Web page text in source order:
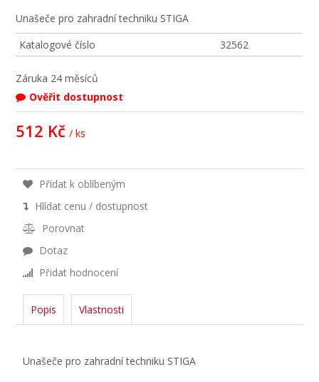
Unašeče pro zahradní techniku STIGA
Katalogové číslo
32562
Záruka 24 měsíců
Ověřit dostupnost
512 Kč / ks
Přidat k oblíbeným
Hlídat cenu / dostupnost
Porovnat
Dotaz
Přidat hodnocení
Popis Vlastnosti
Unašeče pro zahradní techniku STIGA